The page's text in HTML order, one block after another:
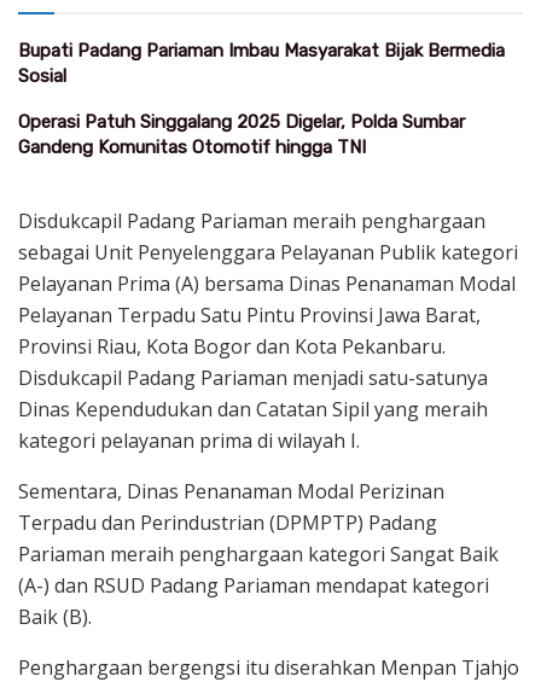
Bupati Padang Pariaman Imbau Masyarakat Bijak Bermedia
Sosial
Operasi Patuh Singgalang 2025 Digelar, Polda Sumbar
Gandeng Komunitas Otomotif hingga TNI
Disdukcapil Padang Pariaman meraih penghargaan
sebagai Unit Penyelenggara Pelayanan Publik kategori
Pelayanan Prima (A) bersama Dinas Penanaman Modal
Pelayanan Terpadu Satu Pintu Provinsi Jawa Barat,
Provinsi Riau, Kota Bogor dan Kota Pekanbaru.
Disdukcapil Padang Pariaman menjadi satu-satunya
Dinas Kependudukan dan Catatan Sipil yang meraih
kategori pelayanan prima di wilayah I.
Sementara, Dinas Penanaman Modal Perizinan
Terpadu dan Perindustrian (DPMPTP) Padang
Pariaman meraih penghargaan kategori Sangat Baik
(A-) dan RSUD Padang Pariaman mendapat kategori
Baik (B).
Penghargaan bergengsi itu diserahkan Menpan Tjahjo